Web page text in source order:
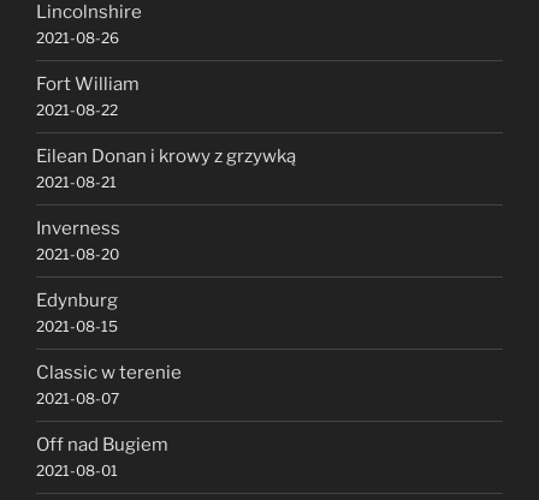
Lincolnshire
2021-08-26
Fort William
2021-08-22
Eilean Donan i krowy z grzywką
2021-08-21
Inverness
2021-08-20
Edynburg
2021-08-15
Classic w terenie
2021-08-07
Off nad Bugiem
2021-08-01